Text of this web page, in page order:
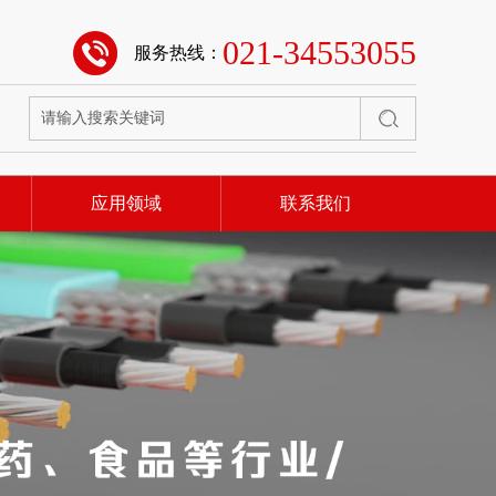
服务热线： 021-34553055
应用领域 联系我们